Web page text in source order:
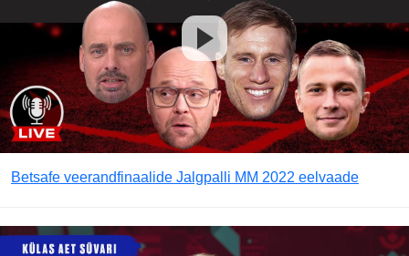
Betsafe veerandfinaalide Jalgpalli MM 2022 eelvaade